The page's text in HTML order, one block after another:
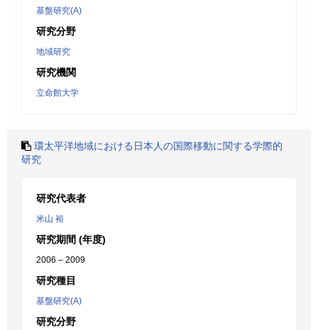
基盤研究(A)
研究分野
地域研究
研究機関
立命館大学
環太平洋地域における日本人の国際移動に関する学際的
研究
研究代表者
米山 裕
研究期間 (年度)
2006 – 2009
研究種目
基盤研究(A)
研究分野